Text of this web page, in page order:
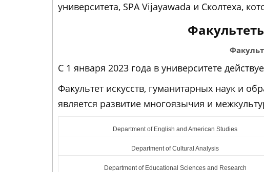
университета, SPA Vijayawada и Сколтеха,
С 1 января 2023 года в университете
Факультет искусств, гуманитарных наук и
является развитие многоязычия и
Department of English and American Studies
Department of Cultural Analysis
Department of Educational Sciences and Research